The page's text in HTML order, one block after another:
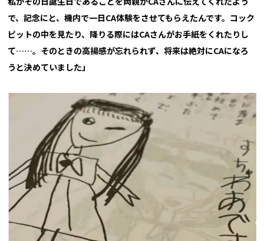
で、記念にと、機内で一日CA体験をさせてもらえたんです。コック
ピットの中を見たり、 降りる際にはCAさんがお手紙をくれたりし
て……。そのときの高揚感が忘れられず、将来は絶対にCAになろ
うと決めていました」